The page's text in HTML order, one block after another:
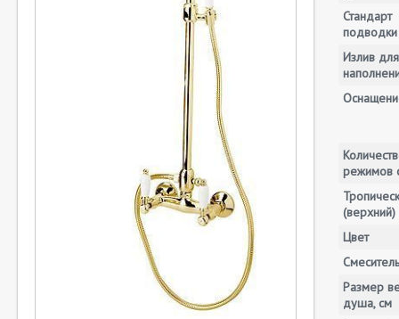
Стандарт
подводки
Излив для
режимов
Цвет
Смеситель
Размер
душа, см